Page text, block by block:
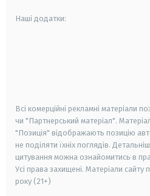
Наші додатки:
Всі комерційні рекламні матеріали
чи "Партнерський матеріал".
"Позиція" відображають позицію
не поділяти їхніх поглядів.
цитування можна ознайомитись в
Усі права захищені. Матеріали сайту
року (21+)